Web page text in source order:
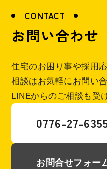
CONTACT
お問い合わせ
住宅のお困り事や採用
相談はお気軽にお問い
LINEからのご相談も受
0776-27-
お問合せフォー